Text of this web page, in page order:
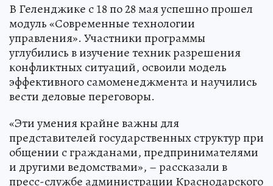
В Геленджике с 18 по 28 мая успешно прошел
модуль «Современные технологии
управления». Участники программы
углубились в изучение техник разрешения
конфликтных ситуаций, освоили модель
эффективного самоменеджмента и научились
вести деловые переговоры.
«Эти умения крайне важны для
представителей государственных структур при
общении с гражданами, предпринимателями
и другими ведомствами», – рассказали в
пресс-службе администрации Краснодарского